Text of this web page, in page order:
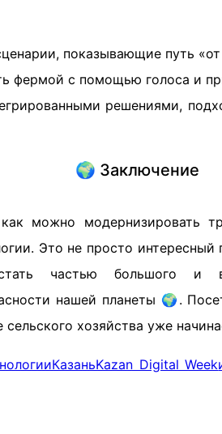
показывающие путь
фермой с помощью голоса и
решениями,
🌍 Заключение
можно модернизировать
Это не просто
частью большого и
нашей планеты 🌍.
хозяйства уже
КазаньKazan Digital Week